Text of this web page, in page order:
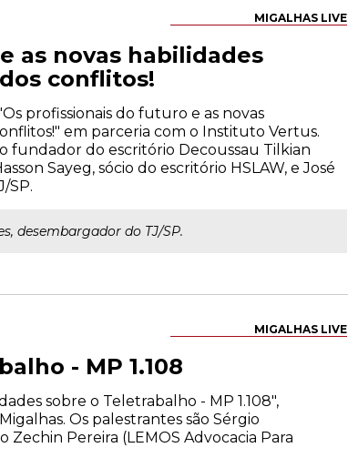
MIGALHAS LIVE
as novas habilidades
conflitos!
profissionais do futuro e as novas
em parceria com o Instituto Vertus.
fundador do escritório Decoussau Tilkian
Sayeg, sócio do escritório HSLAW, e José
SP.
desembargador do TJ/SP.
MIGALHAS LIVE
- MP 1.108
sobre o Teletrabalho - MP 1.108",
Os palestrantes são Sérgio
Pereira (LEMOS Advocacia Para